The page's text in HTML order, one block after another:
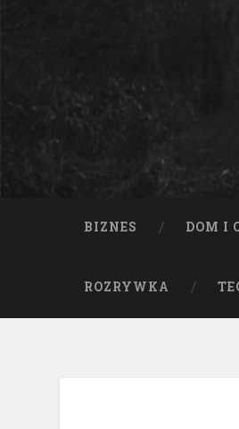
BIZNES DOM I
ROZRYWKA